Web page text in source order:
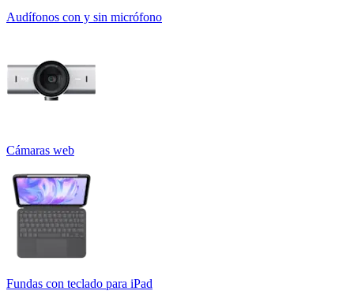
Audífonos con y sin micrófono
Cámaras web
Fundas con teclado para iPad